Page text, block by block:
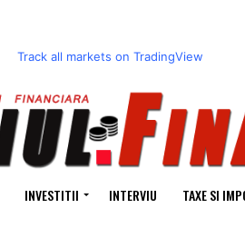
Track all markets on TradingView
INVESTITII INTERVIU TAXE SI